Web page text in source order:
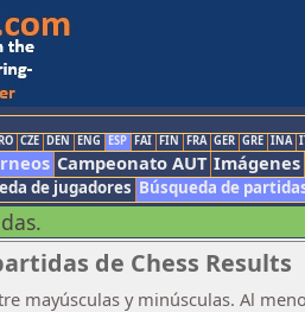
CZE DEN ENG ESP FAI FIN FRA GER GRE INA
Campeonato AUT Imágenes
de jugadores Búsqueda de
de Chess Results
mayúsculas y minúsculas. Al